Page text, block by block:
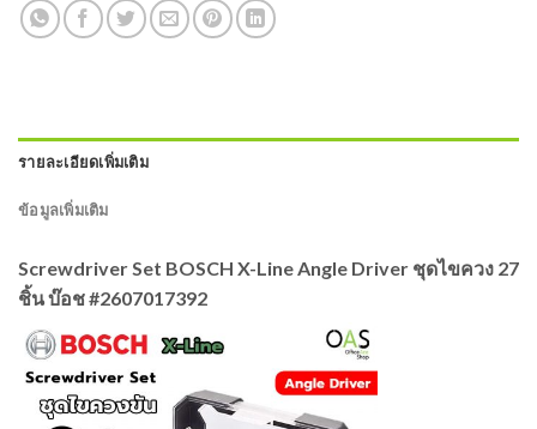
รายละเอียดเพิ่มเติม
ข้อมูลเพิ่มเติม
Screwdriver Set BOSCH X-Line Angle Driver ชุดไขควง 27
ชิ้น บ๊อช #2607017392